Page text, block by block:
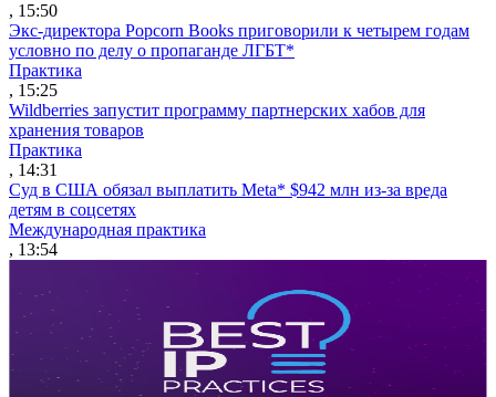
, 15:50
Экс-директора Popcorn Books приговорили к четырем годам
условно по делу о пропаганде ЛГБТ*
Практика
, 15:25
Wildberries запустит программу партнерских хабов для
хранения товаров
Практика
, 14:31
Суд в США обязал выплатить Meta* $942 млн из-за вреда
детям в соцсетях
Международная практика
, 13:54